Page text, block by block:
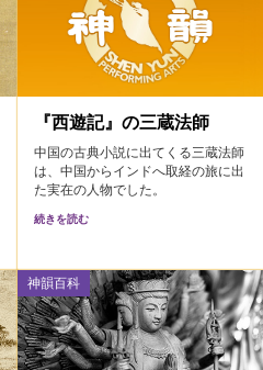
『西遊記』の三蔵法師
中国の古典小説に出てくる三蔵法師
は、中国からインドへ取経の旅に出
た実在の人物でした。
続きを読む
神韻百科